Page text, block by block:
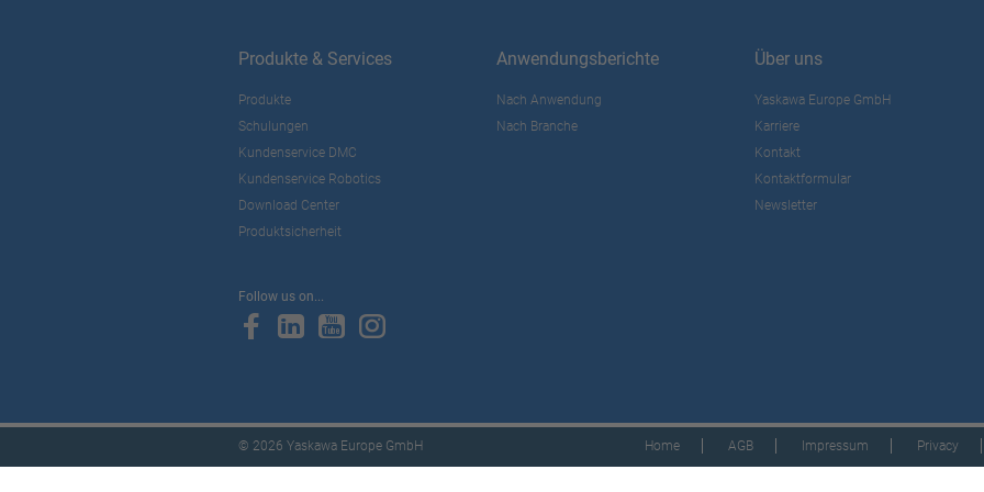
Produkte & Services
Produkte
Schulungen
Kundenservice DMC
Kundenservice Robotics
Download Center
Produktsicherheit
Anwendungsberichte
Nach Anwendung
Nach Branche
Über uns
Yaskawa Europe GmbH
Karriere
Kontakt
Kontaktformular
Newsletter
Follow us on...
© 2026 Yaskawa Europe GmbH Home AGB Impressum Privacy